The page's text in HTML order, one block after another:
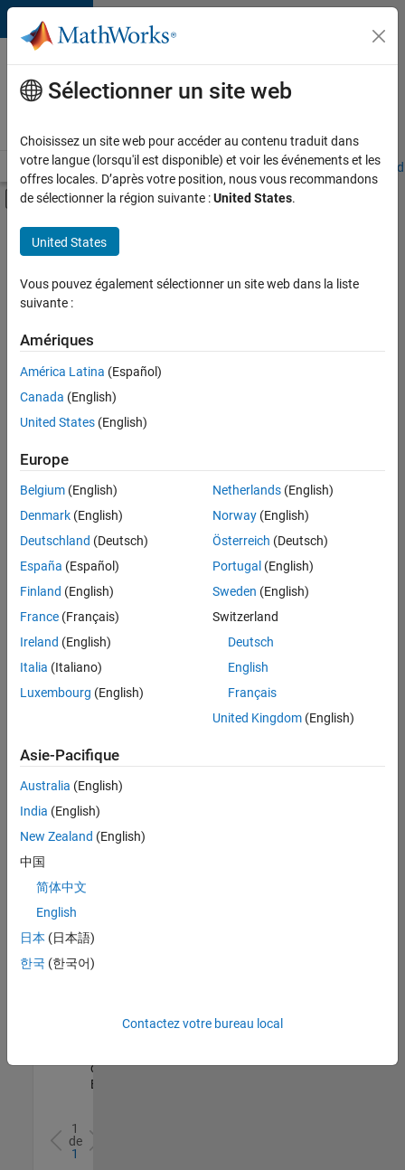
Passer au contenu
Votre
carrière
chez
Accueil Explorer nos opportunités Adresses de nos bureaux
Activer/désactiver l'affichage du menu
Contenu principal
FILTRER PAR
Programme destiné aux nouvelles carrières (EDG)
Applications et outils commerciaux
Infrastructure et architecture
Enregistrer
sélectionnées
Les
descriptions
poste
n’ont
pas
été
traduites.
Effectuez
lieu
pour
l’ensemble
des
opportunités
votre
région.
Senior Software Quality Engineer
Senior
Engineer
qualité |
Expérimenté(e)
1
de
1
Sélectionner un site web
Choisissez un site web pour accéder au contenu traduit dans
votre langue (lorsqu'il est disponible) et voir les événements et les
offres locales. D’après votre position, nous vous recommandons
de sélectionner la région suivante :United States.
United States
Vous pouvez également sélectionner un site web dans la liste
suivante :
Amériques
América Latina (Español)
Canada (English)
United States (English)
Europe
Belgium (English)
Denmark (English)
Deutschland (Deutsch)
España (Español)
Finland (English)
France (Français)
Ireland (English)
Italia (Italiano)
Luxembourg (English)
Netherlands(English)
Norway(English)
Österreich (Deutsch)
Portugal (English)
Sweden (English)
Switzerland
Deutsch
English
Français
United Kingdom(English)
Asie-Pacifique
Australia (English)
India (English)
New Zealand (English)
中国
简体中文
English
日本 (日本語)
한국 (한국어)
Contactez votre bureau local